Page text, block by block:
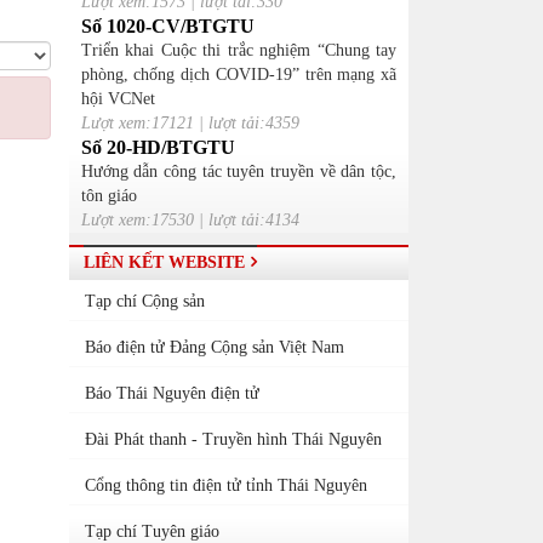
Số 1020-CV/BTGTU
Triển khai Cuộc thi trắc nghiệm “Chung tay
phòng, chống dịch COVID-19” trên mạng xã
hội VCNet
Lượt xem:17121 | lượt tải:4359
Số 20-HD/BTGTU
Hướng dẫn công tác tuyên truyền về dân tộc,
tôn giáo
Lượt xem:17530 | lượt tải:4134
LIÊN KẾT WEBSITE
Tạp chí Cộng sản
Báo điện tử Đảng Cộng sản Việt Nam
Báo Thái Nguyên điện tử
Đài Phát thanh - Truyền hình Thái Nguyên
Cổng thông tin điện tử tỉnh Thái Nguyên
Tạp chí Tuyên giáo